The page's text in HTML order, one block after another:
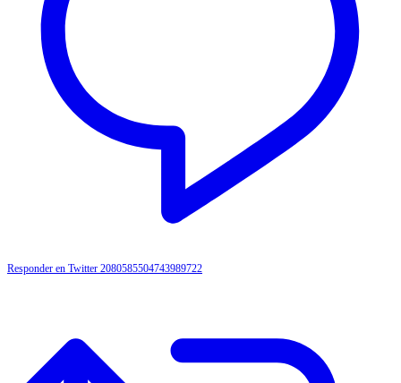
Responder en Twitter 2080585504743989722